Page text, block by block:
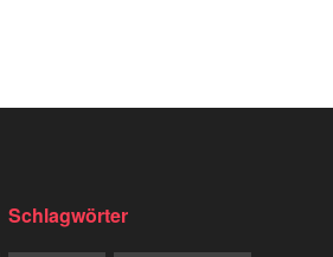
Schlagwörter